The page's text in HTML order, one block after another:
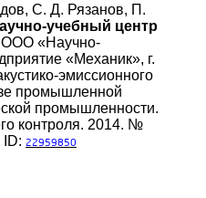
С. Д. Рязанов, П.
учебный центр
ООО «Научно-
«Механик», г.
эмиссионного
промышленной
промышленности.
контроля. 2014. №
22959850